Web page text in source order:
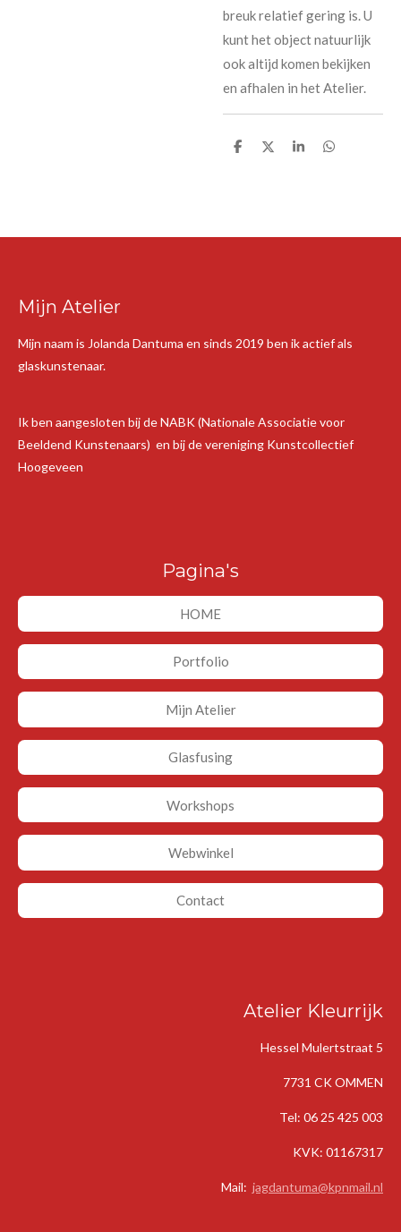
breuk relatief gering is. U
kunt het object natuurlijk
ook altijd komen bekijken
en afhalen in het Atelier.
D
D
S
D
Mijn Atelier
Mijn naam is Jolanda Dantuma en sinds 2019 ben ik actief als
glaskunstenaar.
Ik ben aangesloten bij de NABK (Nationale Associatie voor
Beeldend Kunstenaars) en bij de vereniging Kunstcollectief
Hoogeveen
Pagina's
HOME
Portfolio
Mijn Atelier
Glasfusing
Workshops
Webwinkel
Contact
Atelier Kleurrijk
Hessel Mulertstraat 5
7731 CK OMMEN
Tel: 06 25 425 003
KVK: 01167317
Mail: jagdantuma@kpnmail.nl